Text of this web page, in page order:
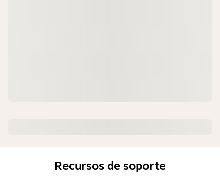
Recursos de soporte